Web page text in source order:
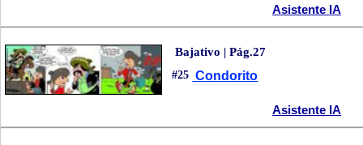
Asistente IA
Bajativo | Pág.27
#25 Condorito
Asistente IA